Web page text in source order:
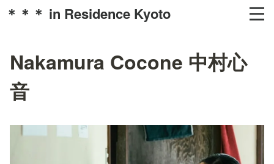
＊＊＊ in Residence Kyoto
Nakamura Cocone 中村心
音